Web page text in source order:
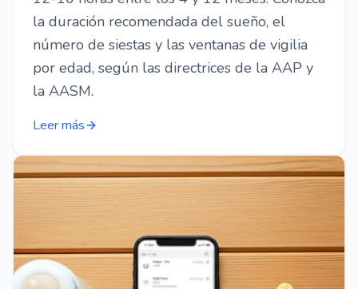
la duración recomendada del sueño, el
número de siestas y las ventanas de vigilia
por edad, según las directrices de la AAP y
la AASM.
Leer más